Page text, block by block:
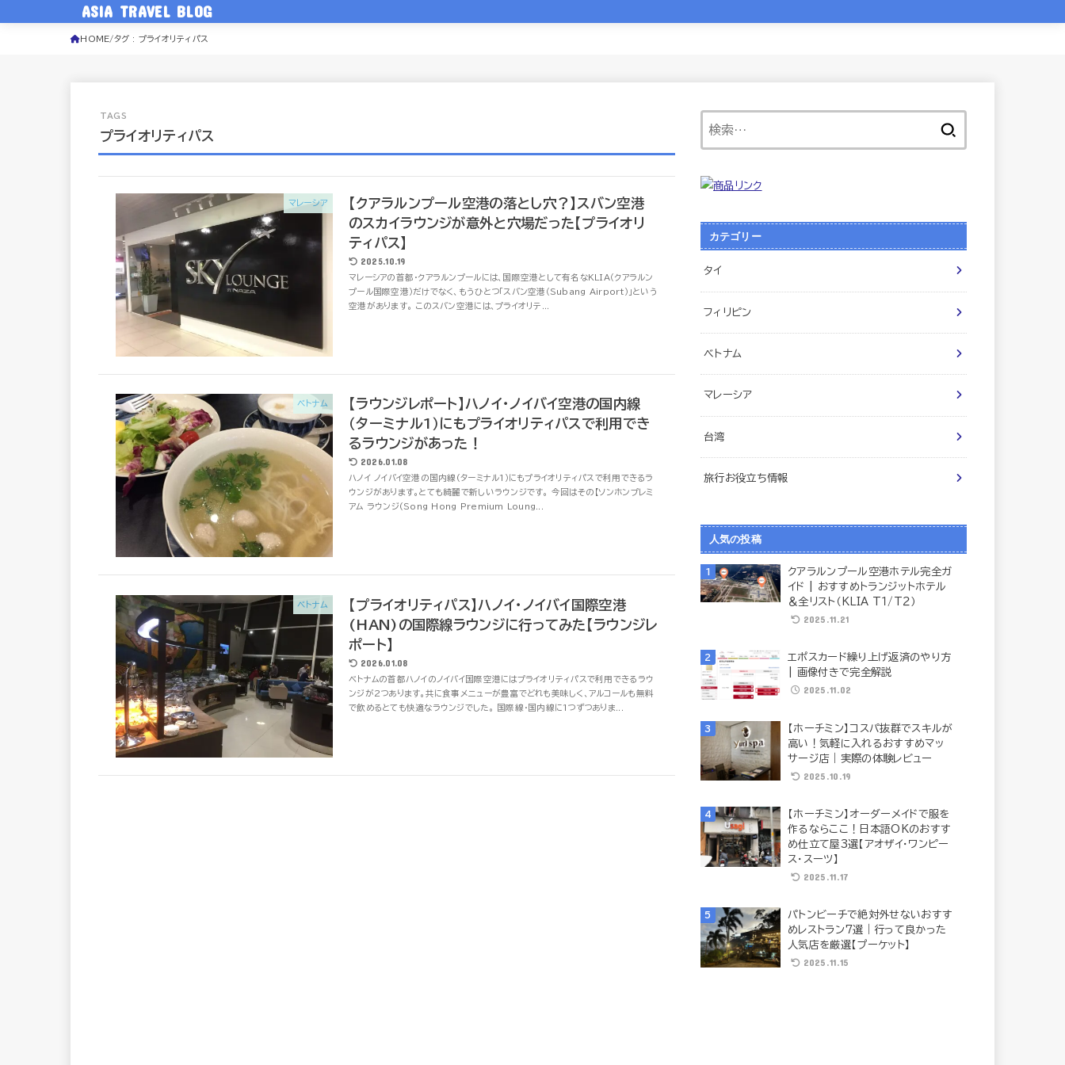
ASIA TRAVEL BLOG
HOME タグ : プライオリティパス
プライオリティパス
マレーシア
【クアラルンプール空港の落とし穴？】スバン空港
のスカイラウンジが意外と穴場だった【プライオリ
ティパス】
2025.10.19
マレーシアの首都・クアラルンプールには、国際空港として有名なKLIA（クアラルン
プール国際空港）だけでなく、もうひとつ「スバン空港（Subang Airport）」という
空港があります。 このスバン空港には、プライオリテ...
ベトナム
【ラウンジレポート】ハノイ･ノイバイ空港の国内線
（ターミナル1）にもプライオリティパスで利用でき
るラウンジがあった！
2026.01.08
ハノイ ノイバイ空港の国内線(ターミナル1）にもプライオリティパスで利用できるラ
ウンジがあります。とても綺麗で新しいラウンジです。 今回はその【ソンホンプレミ
アム ラウンジ(Song Hong Premium Loung...
ベトナム
【プライオリティパス】ハノイ･ノイバイ国際空港
(HAN)の国際線ラウンジに行ってみた【ラウンジレ
ポート】
2026.01.08
ベトナムの首都ハノイのノイバイ国際空港にはプライオリティパスで利用できるラウ
ンジが2つあります。共に食事メニューが豊富でどれも美味しく、アルコールも無料
で飲めるとても快適なラウンジでした。 国際線・国内線に1つずつありま...
カテゴリー
タイ
フィリピン
ベトナム
マレーシア
台湾
旅行お役立ち情報
人気の投稿
クアラルンプール空港ホテル完全ガ
イド | おすすめトランジットホテル
＆全リスト（KLIA T１/T２）
2025.11.21
エポスカード繰り上げ返済のやり方
| 画像付きで完全解説
2025.11.02
【ホーチミン】コスパ抜群でスキルが
高い！気軽に入れるおすすめマッ
サージ店｜実際の体験レビュー
2025.10.19
【ホーチミン】オーダーメイドで服を
作るならここ！日本語OKのおすす
め仕立て屋3選【アオザイ・ワンピー
ス・スーツ】
2025.11.17
パトンビーチで絶対外せないおすす
めレストラン7選｜行って良かった
人気店を厳選【プーケット】
2025.11.15